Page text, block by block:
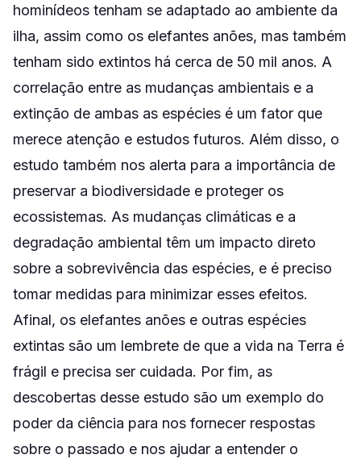
hominídeos tenham se adaptado ao ambiente da
ilha, assim como os elefantes anões, mas também
tenham sido extintos há cerca de 50 mil anos. A
correlação entre as mudanças ambientais e a
extinção de ambas as espécies é um fator que
merece atenção e estudos futuros. Além disso, o
estudo também nos alerta para a importância de
preservar a biodiversidade e proteger os
ecossistemas. As mudanças climáticas e a
degradação ambiental têm um impacto direto
sobre a sobrevivência das espécies, e é preciso
tomar medidas para minimizar esses efeitos.
Afinal, os elefantes anões e outras espécies
extintas são um lembrete de que a vida na Terra é
frágil e precisa ser cuidada. Por fim, as
descobertas desse estudo são um exemplo do
poder da ciência para nos fornecer respostas
sobre o passado e nos ajudar a entender o